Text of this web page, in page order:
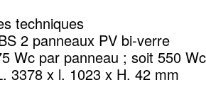
techniques
2 panneaux PV bi-verre
Wc par panneau ; soit 550
3378 x l. 1023 x H. 42 mm